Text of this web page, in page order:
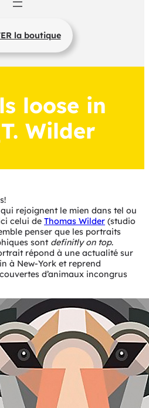
la boutique
loose in
Wilder
rejoignent le mien dans tel ou
celui deThomas Wilder (studio
penser que les portraits
sont definitly on top.
répond à une actualité sur
à New-York et reprend
d’animaux incongrus